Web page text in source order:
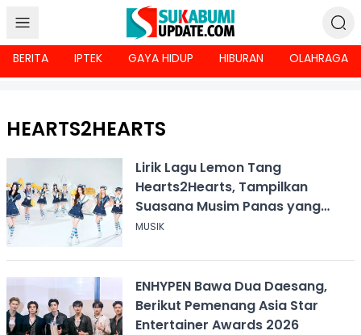
BERITA IPTEK GAYA HIDUP HIBURAN OLAHRAGA
HEARTS2HEARTS
Lirik Lagu Lemon Tang
Hearts2Hearts, Tampilkan
Suasana Musim Panas yang
Ceria
MUSIK
ENHYPEN Bawa Dua Daesang,
Berikut Pemenang Asia Star
Entertainer Awards 2026